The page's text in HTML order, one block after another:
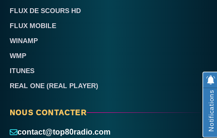
FLUX DE SCOURS HD
FLUX MOBILE
WINAMP
WMP
ITUNES
REAL ONE (REAL PLAYER)
NOUS CONTACTER
contact@top80radio.com
Notifications